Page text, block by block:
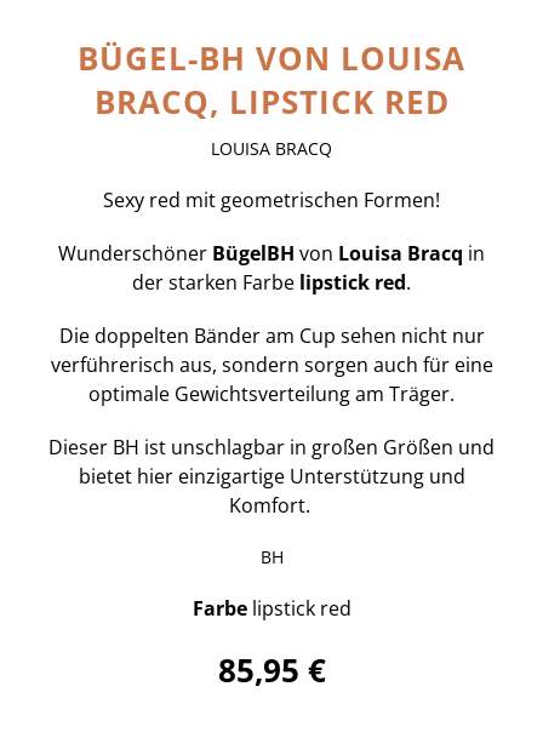
BÜGEL-BH VON LOUISA
BRACQ, LIPSTICK RED
LOUISA BRACQ
Sexy red mit geometrischen Formen!
Wunderschöner BügelBH von Louisa Bracq in
der starken Farbe lipstick red.
Die doppelten Bänder am Cup sehen nicht nur
verführerisch aus, sondern sorgen auch für eine
optimale Gewichtsverteilung am Träger.
Dieser BH ist unschlagbar in großen Größen und
bietet hier einzigartige Unterstützung und
Komfort.
BH
Farbelipstick red
85,95 €